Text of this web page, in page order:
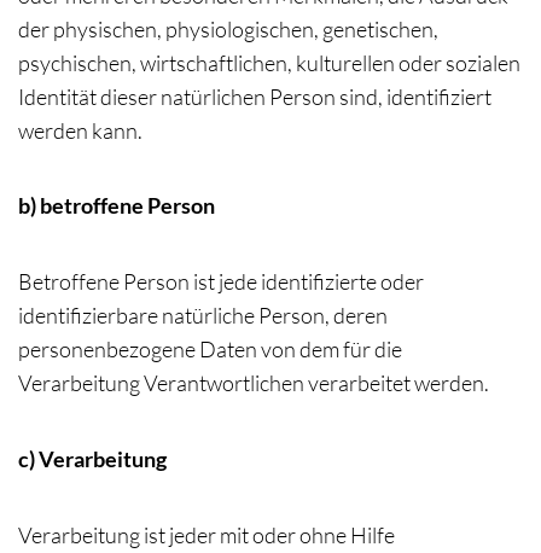
der physischen, physiologischen, genetischen,
psychischen, wirtschaftlichen, kulturellen oder sozialen
Identität dieser natürlichen Person sind, identifiziert
werden kann.
b) betroffene Person
Betroffene Person ist jede identifizierte oder
identifizierbare natürliche Person, deren
personenbezogene Daten von dem für die
Verarbeitung Verantwortlichen verarbeitet werden.
c) Verarbeitung
Verarbeitung ist jeder mit oder ohne Hilfe